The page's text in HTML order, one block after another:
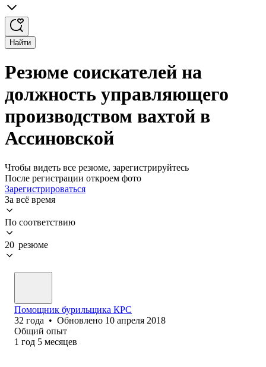
Найти
Резюме соискателей на
должность управляющего
производством вахтой в
Ассиновской
Чтобы видеть все резюме, зарегистрируйтесь
После регистрации откроем фото
Зарегистрироваться
За всё время
По соответствию
20 резюме
Помощник бурильщика КРС
32 года • Обновлено 10 апреля 2018
Общий опыт
1 год 5 месяцев